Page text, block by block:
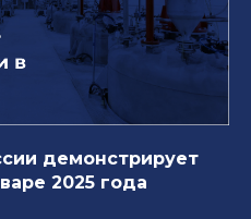
демонстрирует
2025 года